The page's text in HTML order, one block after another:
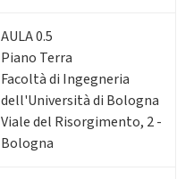
AULA 0.5
Piano Terra
Facoltà di Ingegneria
dell'Università di Bologna
Viale del Risorgimento, 2 -
Bologna